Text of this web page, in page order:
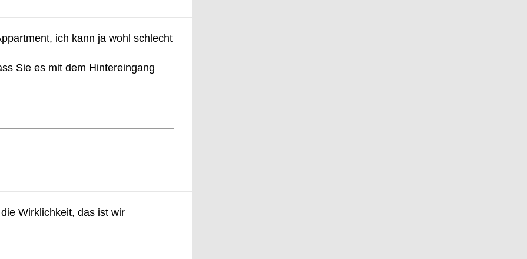
ich kann ja wohl schlecht
Sie es mit dem Hintereingang
Wirklichkeit, das ist wir